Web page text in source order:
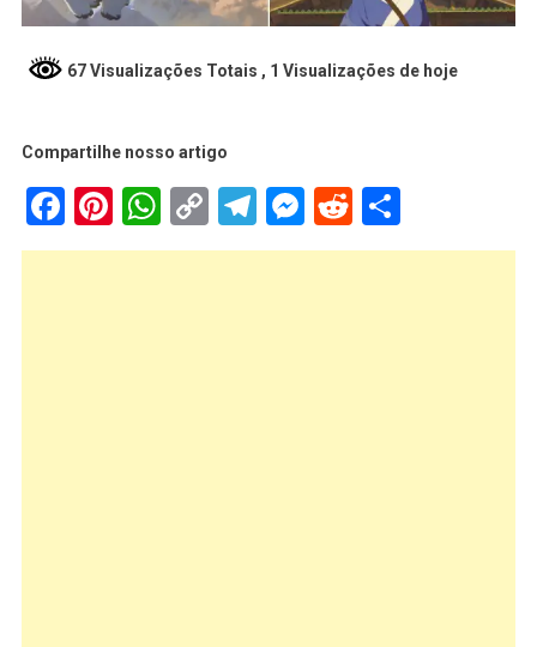
67 Visualizações Totais , 1 Visualizações de hoje
Compartilhe nosso artigo
Facebook
Pinterest
WhatsApp
Copy
Link
Telegram
Messenger
Reddit
Share